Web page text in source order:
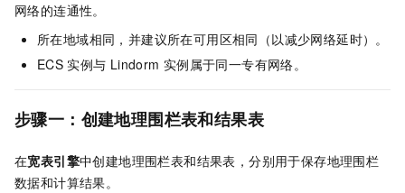
网络的连通性。
所在地域相同，并建议所在可用区相同（以减少网络延时）。
ECS 实例与 Lindorm 实例属于同一专有网络。
步骤一：创建地理围栏表和结果表
在宽表引擎中创建地理围栏表和结果表，分别用于保存地理围栏
数据和计算结果。